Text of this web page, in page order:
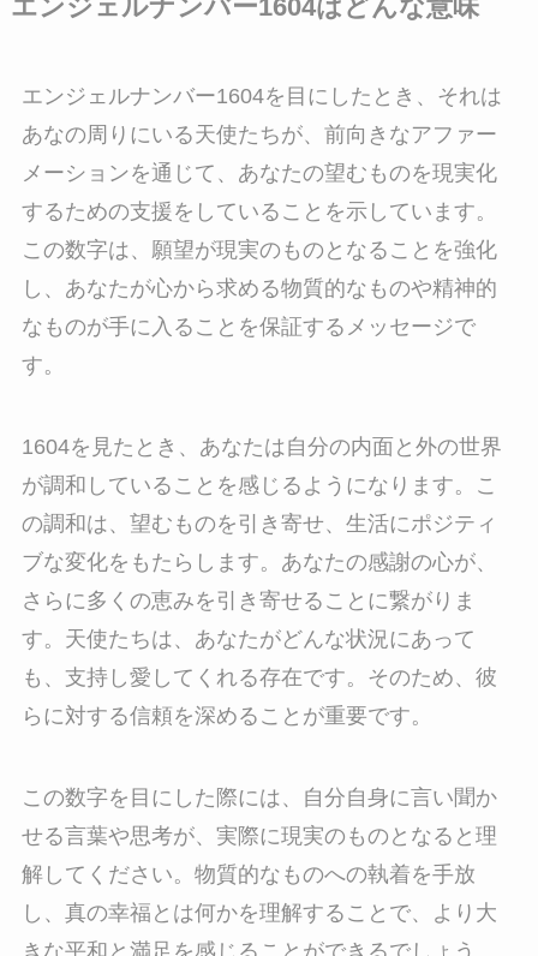
エンジェルナンバー1604はどんな意味
エンジェルナンバー1604を目にしたとき、それは
あなの周りにいる天使たちが、前向きなアファー
メーションを通じて、あなたの望むものを現実化
するための支援をしていることを示しています。
この数字は、願望が現実のものとなることを強化
し、あなたが心から求める物質的なものや精神的
なものが手に入ることを保証するメッセージで
す。
1604を見たとき、あなたは自分の内面と外の世界
が調和していることを感じるようになります。こ
の調和は、望むものを引き寄せ、生活にポジティ
ブな変化をもたらします。あなたの感謝の心が、
さらに多くの恵みを引き寄せることに繋がりま
す。天使たちは、あなたがどんな状況にあって
も、支持し愛してくれる存在です。そのため、彼
らに対する信頼を深めることが重要です。
この数字を目にした際には、自分自身に言い聞か
せる言葉や思考が、実際に現実のものとなると理
解してください。物質的なものへの執着を手放
し、真の幸福とは何かを理解することで、より大
きな平和と満足を感じることができるでしょう。